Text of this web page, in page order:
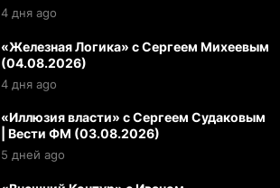
4 дня ago
«Железная Логика» с Сергеем Михеевым
(04.08.2026)
4 дня ago
«Иллюзия власти» с Сергеем Судаковым
| Вести ФМ (03.08.2026)
5 дней ago